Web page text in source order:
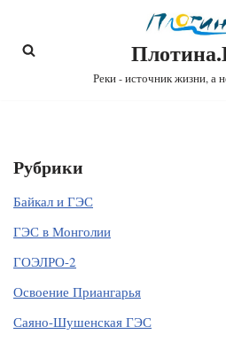
Перейти
Реки - источник жизни, а
Рубрики
Байкал и ГЭС
ГЭС в Монголии
ГОЭЛРО-2
Освоение Приангарья
Саяно-Шушенская ГЭС